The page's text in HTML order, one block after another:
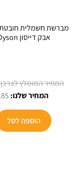
מברשת חשמלית
אבק דייסון Dyson
הוספה לסל